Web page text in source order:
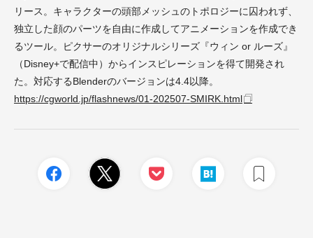
リース。キャラクターの頭部メッシュのトポロジーに囚われず、
独立した顔のパーツを自由に作成してアニメーションを作成でき
るツール。ピクサーのオリジナルシリーズ『ウィン or ルーズ』
（Disney+で配信中）からインスピレーションを得て開発され
た。対応するBlenderのバージョンは4.4以降。
https://cgworld.jp/flashnews/01-202507-SMIRK.html